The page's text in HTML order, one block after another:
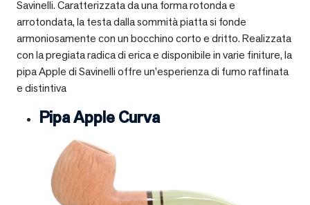
Savinelli. Caratterizzata da una forma rotonda e
arrotondata, la testa dalla sommità piatta si fonde
armoniosamente con un bocchino corto e dritto. Realizzata
con la pregiata radica di erica e disponibile in varie finiture, la
pipa Apple di Savinelli offre un’esperienza di fumo raffinata
e distintiva
Pipa Apple Curva